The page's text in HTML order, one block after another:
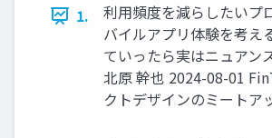
1.
利⽤頻度を減らしたいプ
バイルアプリ体験を考え
ていったら実はニュアン
北原 幹也 2024-08-01
クトデザインのミートア